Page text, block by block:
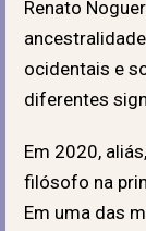
Renato
ocidentais e
diferentes
Em 2020,
filósofo na
Em uma das